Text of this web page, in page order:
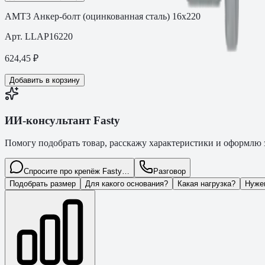
АМТ3 Анкер-болт (оцинкованная сталь) 16х220
Арт. LLAP16220
624,45 ₽
Добавить в корзину
ИИ-консультант Fasty
Помогу подобрать товар, расскажу характеристики и оформлю
Спросите про крепёж Fasty…
Разговор
Подобрать размер
Для какого основания? Какая нагрузка?